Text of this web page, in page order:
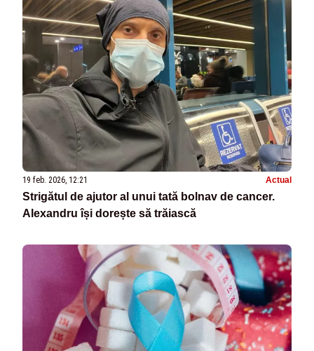
19 feb. 2026, 12:21 Actual
Strigătul de ajutor al unui tată bolnav de cancer.
Alexandru își dorește să trăiască